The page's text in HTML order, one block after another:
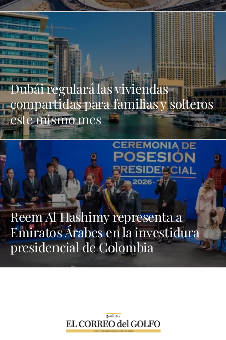
Dubái regulará las viviendas
compartidas para familias y solteros
este mismo mes
Reem Al Hashimy representa a
Emiratos Árabes en la investidura
presidencial de Colombia